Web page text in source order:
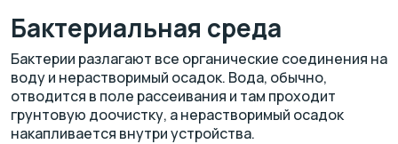
Бактериальная среда
Бактерии разлагают все органические соединения на
воду и нерастворимый осадок. Вода, обычно,
отводится в поле рассеивания и там проходит
грунтовую доочистку, а нерастворимый осадок
накапливается внутри устройства.